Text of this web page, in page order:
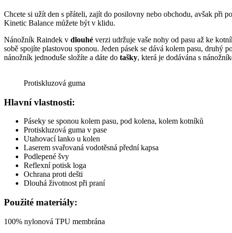
Chcete si užít den s přáteli, zajít do posilovny nebo obchodu, avšak při
Kinetic Balance můžete být v klidu.
Nánožník Raindek v dlouhé verzi udržuje vaše nohy od pasu až ke
sobě spojíte plastovou sponou. Jeden pásek se dává kolem pasu,
nánožník jednoduše složíte a dáte do tašky, která je dodávána s
Protiskluzová guma
Hlavní vlastnosti:
Páseky se sponou kolem pasu, pod kolena, kolem kotníků
Protiskluzová guma v pase
Utahovací lanko u kolen
Laserem svařovaná vodotěsná přední kapsa
Podlepené švy
Reflexní potisk loga
Ochrana proti dešti
Dlouhá životnost při praní
Použité materiály:
100% nylonová TPU membrána